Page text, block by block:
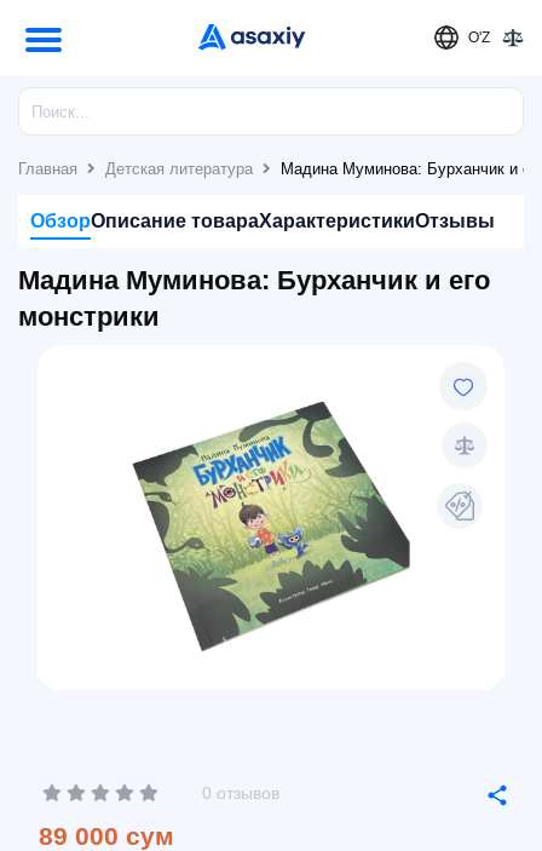
O'Z
Главная Детская литература Мадина Муминова: Бурханчик и
ОбзорОписание товараХарактеристикиОтзывы
Мадина Муминова: Бурханчик и его
монстрики
0 отзывов
89 000 сум